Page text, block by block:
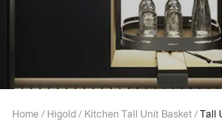
Home/Higold/Kitchen Tall Unit Basket/Tall